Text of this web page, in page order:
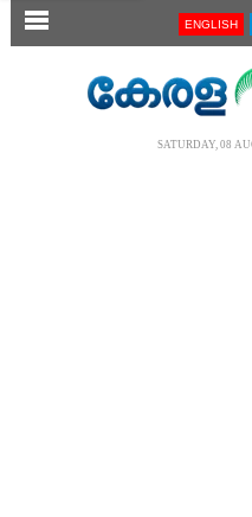
SECTIONS ENGLISH
SATURDAY, 08